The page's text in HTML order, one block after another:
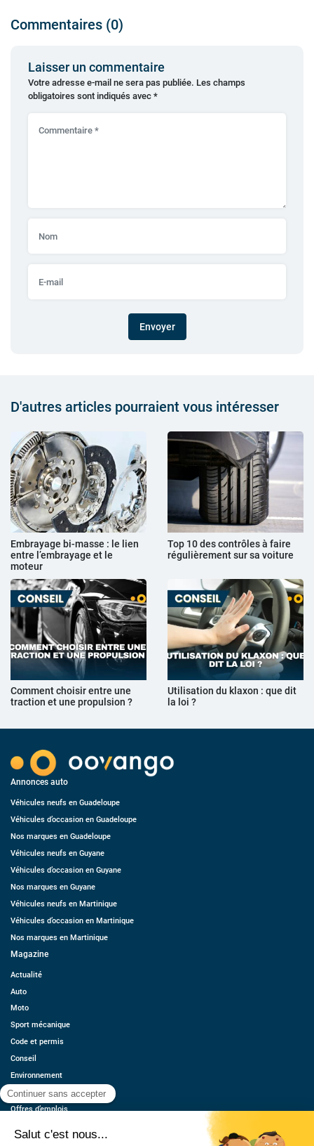
Commentaires (0)
Laisser un commentaire
Votre adresse e-mail ne sera pas publiée. Les champs
obligatoires sont indiqués avec *
Envoyer
D'autres articles pourraient vous intéresser
Embrayage bi-masse : le lien
entre l’embrayage et le
moteur
Top 10 des contrôles à faire
régulièrement sur sa voiture
Comment choisir entre une
traction et une propulsion ?
Utilisation du klaxon : que dit
la loi ?
Annonces auto
Véhicules neufs en Guadeloupe
Véhicules d’occasion en Guadeloupe
Nos marques en Guadeloupe
Véhicules neufs en Guyane
Véhicules d’occasion en Guyane
Nos marques en Guyane
Véhicules neufs en Martinique
Véhicules d’occasion en Martinique
Nos marques en Martinique
Magazine
Actualité
Auto
Moto
Sport mécanique
Code et permis
Conseil
Environnement
Économie
Offres d’emplois